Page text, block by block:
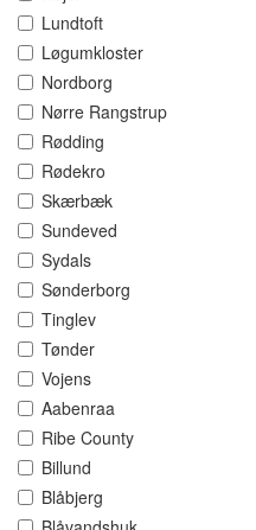
Lundtoft
Løgumkloster
Nordborg
Nørre Rangstrup
Rødding
Rødekro
Skærbæk
Sundeved
Sydals
Sønderborg
Tinglev
Tønder
Vojens
Aabenraa
Ribe County
Billund
Blåbjerg